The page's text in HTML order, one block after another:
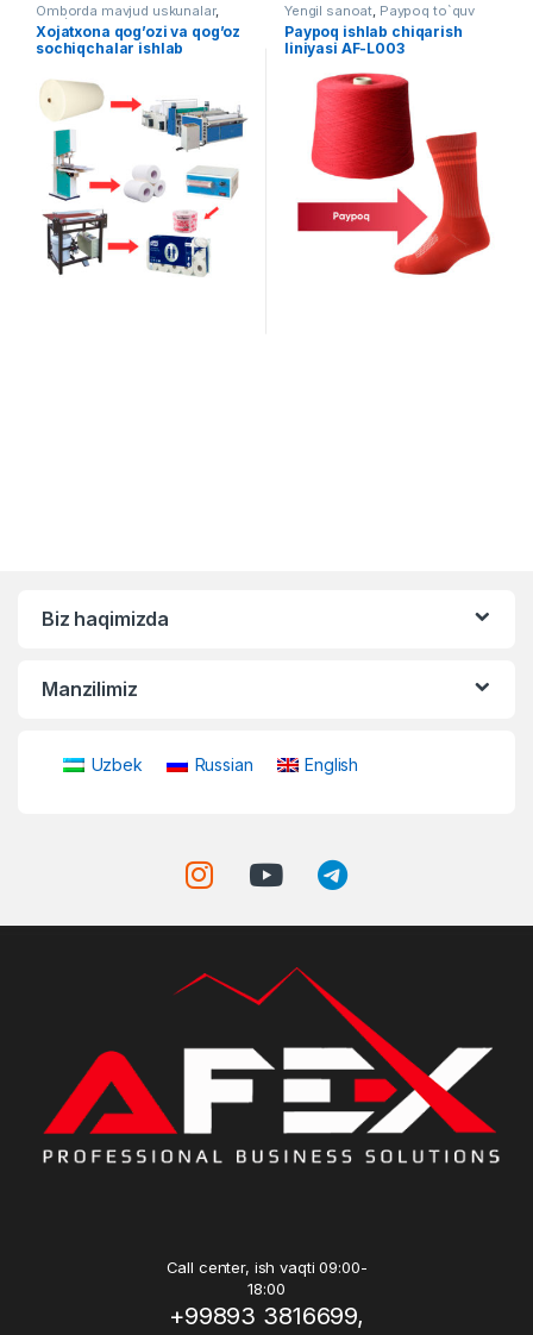
Omborda mavjud uskunalar,
Qog`ozni qayta ishlash
Xojatxona qog’ozi va qog’oz
sochiqchalar ishlab
Yengil sanoat Paypoq to`quv
uskunalari
Paypoq ishlab chiqarish
liniyasi AF-L003
Biz haqimizda
Manzilimiz
Uzbek Russian English
Call center, ish vaqti 09:00-
18:00
+99893 3816699,